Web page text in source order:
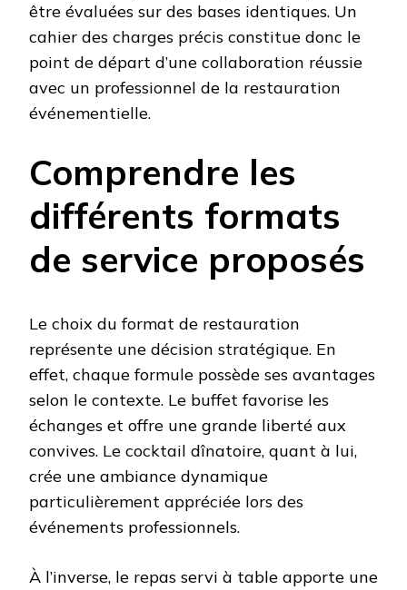
être évaluées sur des bases identiques. Un
cahier des charges précis constitue donc le
point de départ d’une collaboration réussie
avec un professionnel de la restauration
événementielle.
Comprendre les
différents formats
de service proposés
Le choix du format de restauration
représente une décision stratégique. En
effet, chaque formule possède ses avantages
selon le contexte. Le buffet favorise les
échanges et offre une grande liberté aux
convives. Le cocktail dînatoire, quant à lui,
crée une ambiance dynamique
particulièrement appréciée lors des
événements professionnels.
À l’inverse, le repas servi à table apporte une